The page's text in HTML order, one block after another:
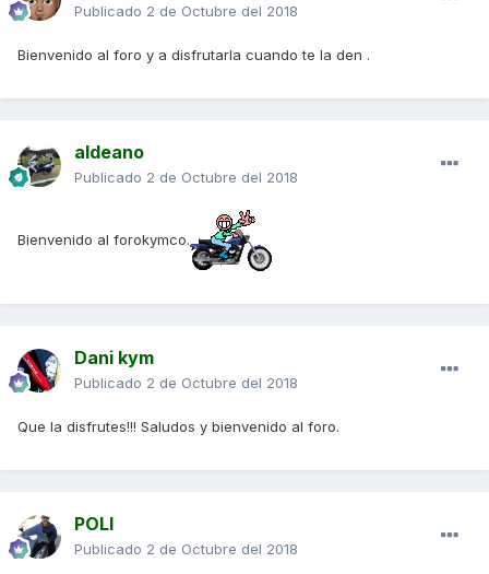
Publicado 2 de Octubre del 2018
Bienvenido al foro y a disfrutarla cuando te la den .
aldeano
Publicado 2 de Octubre del 2018
Bienvenido al forokymco.
Dani kym
Publicado 2 de Octubre del 2018
Que la disfrutes!!! Saludos y bienvenido al foro.
POLI
Publicado 2 de Octubre del 2018